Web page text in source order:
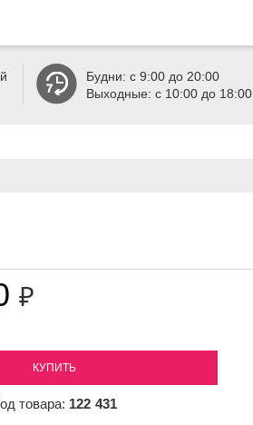
Будни: с 9:00 до 20:00
Выходные: с 10:00 до 18:00
₽
КУПИТЬ
товара: 122 431